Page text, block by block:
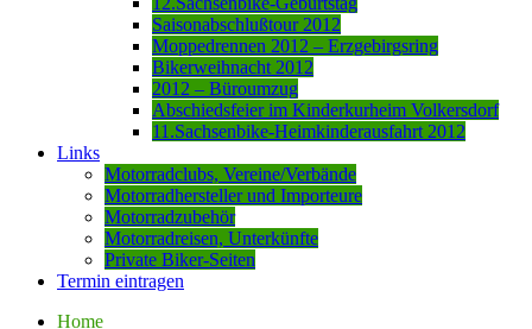
Saisonabschlußtour 2012
Moppedrennen 2012 – Erzgebirgsring
Bikerweihnacht 2012
2012 – Büroumzug
Abschiedsfeier im Kinderkurheim Volkersdorf
11.Sachsenbike-Heimkinderausfahrt 2012
Links
Motorradclubs, Vereine/Verbände
Motorradhersteller und Importeure
Motorradzubehör
Motorradreisen, Unterkünfte
Private Biker-Seiten
Termin eintragen
Home